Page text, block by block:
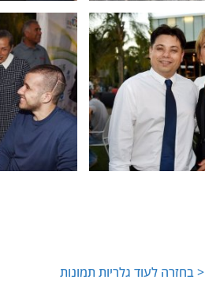
< בחזרה לעוד גלריות תמונות